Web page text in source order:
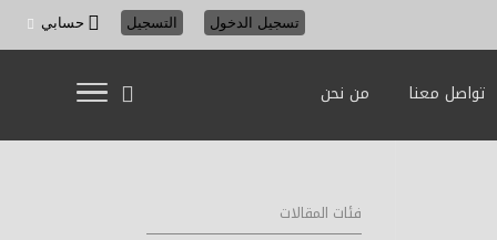
تسجيل الدخول التسجيل حسابي
تواصل معنا من نحن
فئات المقالات